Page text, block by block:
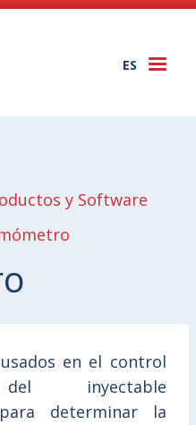
ES
y Software
en el control
inyectable
determinar la